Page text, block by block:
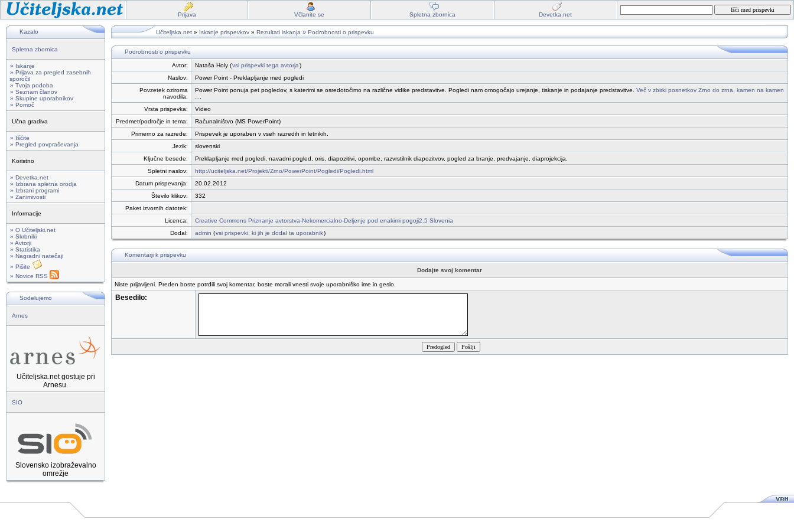
Prijava Včlanite se Spletna zbornica Devetka.net
Kazalo
Spletna zbornica
» Iskanje
» Prijava za pregled zasebnih
sporočil
» Tvoja podoba
» Seznam članov
» Skupine uporabnikov
» Pomoč
Učna gradiva
» Iščite
» Pregled povpraševanja
Koristno
» Devetka.net
» Izbrana spletna orodja
» Izbrani programi
» Zanimivosti
Informacije
» O Učiteljski.net
» Skrbniki
» Avtorji
» Statistika
» Nagradni natečaji
» Pišite
» Novice RSS
Sodelujemo
Arnes
Učiteljska.net gostuje pri
Arnesu.
SIO
Slovensko izobraževalno
omrežje
Učiteljska.net » Iskanje prispevkov » Rezultati iskanja » Podrobnosti o prispevku
Podrobnosti o prispevku
Avtor: Nataša Holy (vsi prispevki tega avtorja)
Naslov:
Power Point - Preklapljanje med pogledi
Povzetek oziroma
navodila:
Power Point ponuja pet pogledov, s katerimi se osredotočimo na različne vidike predstavitve. Pogledi nam omogočajo urejanje, tiskanje in podajanje predstavitve. Več v zbirki posnetkov Zrno do zrna, kamen na kamen
Vrsta prispevka:
Video
Predmet/področje in tema:
Računalništvo (MS PowerPoint)
Primerno za razrede:
Prispevek je uporaben v vseh razredih in letnikih.
Jezik:
slovenski
Ključne besede:
Preklapljanje med pogledi, navadni pogled, oris, diapozitivi, opombe, razvrstilnik diapozitvov, pogled za branje, predvajanje, diaprojekcija,
Spletni naslov:
http://uciteljska.net/Projekti/Zrno/PowerPoint/Pogledi/Pogledi.html
Datum prispevanja:
20.02.2012
Število klikov:
332
Paket izvornih datotek:
Licenca:
Creative Commons Priznanje avtorstva-Nekomercialno-Deljenje pod enakimi pogoji2.5 Slovenia
Dodal:
admin (vsi prispevki, ki jih je dodal ta uporabnik)
Komentarji k prispevku
Dodajte svoj komentar
Niste prijavljeni. Preden boste potrdili svoj komentar, boste morali vnesti svoje uporabniško ime in geslo.
Besedilo: